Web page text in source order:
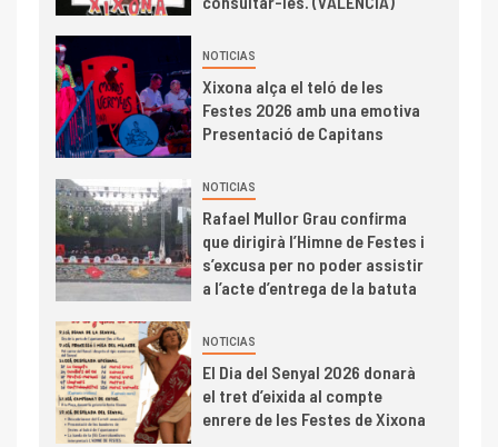
NOTICIAS
Xixona alça el teló de les
Festes 2026 amb una emotiva
Presentació de Capitans
NOTICIAS
Rafael Mullor Grau confirma
que dirigirà l’Himne de Festes i
s’excusa per no poder assistir
a l’acte d’entrega de la batuta
NOTICIAS
El Dia del Senyal 2026 donarà
el tret d’eixida al compte
enrere de les Festes de Xixona